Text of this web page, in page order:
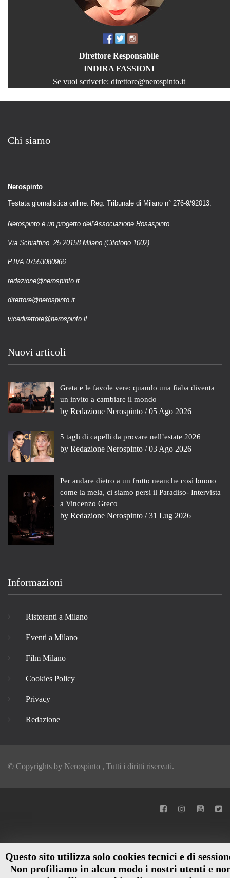
Questo sito utilizza solo cookies tecnici e di
Non profiliamo in alcun modo i nostri utenti e
Direttore Responsabile
INDIRA FASSIONI
Se vuoi scriverle: direttore@nerospinto.it
Chi siamo
Nerospinto
Testata giornalistica online. Reg. Tribunale di Milano n° 276-9/92013.
Nerospinto è un progetto dell'Associazione Rosaspinto.
Via Schiaffino, 25 20158 Milano (Citofono 1002)
P.IVA 07553080966
redazione@nerospinto.it
direttore@nerospinto.it
vicedirettore@nerospinto.it
Nuovi articoli
Greta e le favole vere: quando una fiaba diventa
un invito a cambiare il mondo
by Redazione Nerospinto / 05 Ago 2026
5 tagli di capelli da provare nell’estate 2026
by Redazione Nerospinto / 03 Ago 2026
Per andare dietro a un frutto neanche così buono
come la mela, ci siamo persi il Paradiso- Intervista
a Vincenzo Greco
by Redazione Nerospinto / 31 Lug 2026
Informazioni
Ristoranti a Milano
Eventi a Milano
Film Milano
Cookies Policy
Privacy
Redazione
© Copyrights by Nerospinto , Tutti i diritti riservati.